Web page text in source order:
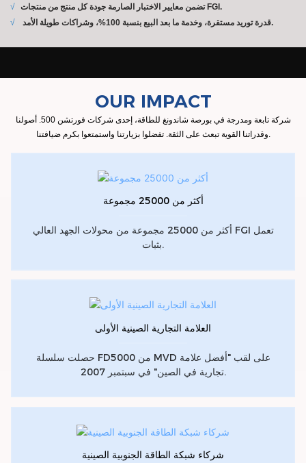
√
تضمن معايير الاختبار الصارمة جودة كل منتج من منتجات FGI.
√
قدرة توريد مستقرة، وخدمة ما بعد البيع بنسبة 100%، وشراكات طويلة الأمد.
OUR IMPACT
شركة تابعة ومدرجة في بورصة شاندونغ للطاقة، إحدى شركات فورتشن 500. أصولنا
وقدراتنا القوية تبعث على الثقة. تفضلوا بزيارتنا واستمتعوا بكرم ضيافتنا.
أكثر من 25000 مجموعة
أكثر من 25000 مجموعة من محولات الجهد العالي FGI تعمل
بثبات.
العلامة التجارية الصينية الأولى
حصلت سلسلة FD5000 من MVD على لقب "أفضل علامة
تجارية في الصين" في سبتمبر 2007.
شركاء شبكة الطاقة الجنوبية الصينية